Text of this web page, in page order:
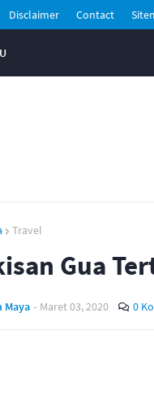
Disclaimer Contact
Travel
Gua
Maya - Maret 03, 2020 0